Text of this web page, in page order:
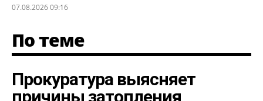
07.08.2026 09:16
По теме
Прокуратура выясняет
причины затопления